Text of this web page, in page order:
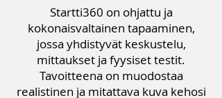
Startti360 on ohjattu ja
kokonaisvaltainen tapaaminen,
jossa yhdistyvät keskustelu,
mittaukset ja fyysiset testit.
Tavoitteena on muodostaa
realistinen ja mitattava kuva kehosi